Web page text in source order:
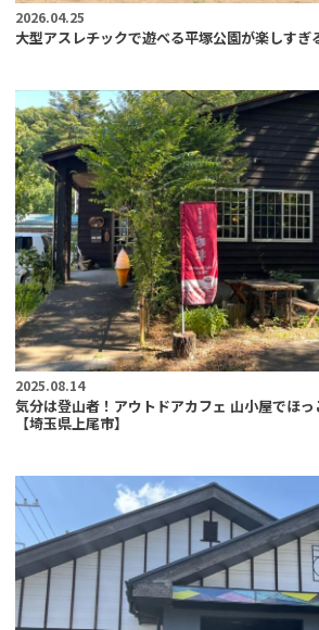
2026.04.25
大型アスレチックで遊べる平塚公園が楽しすぎ
2025.08.14
気分は登山者！アウトドアカフェ 山小屋でほ
【埼玉県上尾市】